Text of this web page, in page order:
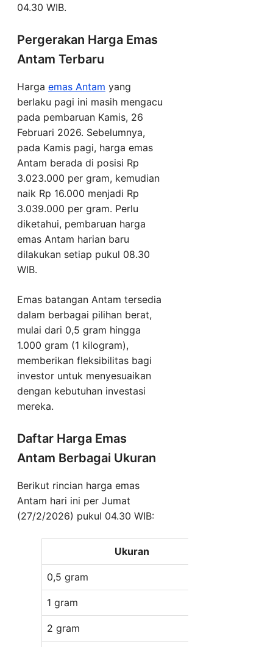
04.30 WIB.
Pergerakan Harga Emas
Antam Terbaru
Harga emas Antam yang
berlaku pagi ini masih mengacu
pada pembaruan Kamis, 26
Februari 2026. Sebelumnya,
pada Kamis pagi, harga emas
Antam berada di posisi Rp
3.023.000 per gram, kemudian
naik Rp 16.000 menjadi Rp
3.039.000 per gram. Perlu
diketahui, pembaruan harga
emas Antam harian baru
dilakukan setiap pukul 08.30
WIB.
Emas batangan Antam tersedia
dalam berbagai pilihan berat,
mulai dari 0,5 gram hingga
1.000 gram (1 kilogram),
memberikan fleksibilitas bagi
investor untuk menyesuaikan
dengan kebutuhan investasi
mereka.
Daftar Harga Emas
Antam Berbagai Ukuran
Berikut rincian harga emas
Antam hari ini per Jumat
(27/2/2026) pukul 04.30 WIB:
Ukuran
0,5 gram
1 gram
2 gram